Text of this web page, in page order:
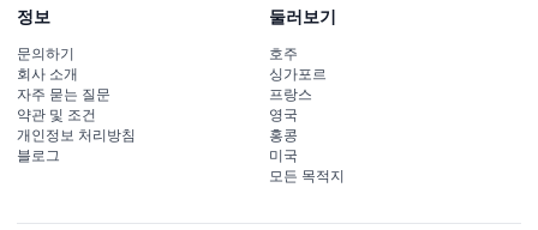
정보
문의하기
회사 소개
자주 묻는 질문
약관 및 조건
개인정보 처리방침
블로그
둘러보기
호주
싱가포르
프랑스
영국
홍콩
미국
모든 목적지